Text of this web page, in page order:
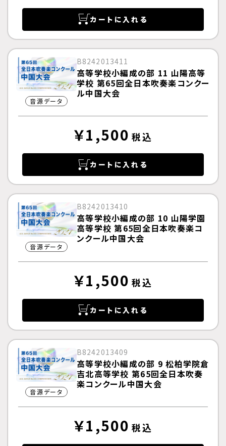
カートに入れる
音源データ
B8242013411
高等学校小編成の部 11 山陽高等
学校 第65回全日本吹奏楽コンクー
ル中国大会
￥1,500 税込
カートに入れる
音源データ
B8242013410
高等学校小編成の部 10 山陽学園
高等学校 第65回全日本吹奏楽コ
ンクール中国大会
￥1,500 税込
カートに入れる
音源データ
B8242013409
高等学校小編成の部 9 松柏学院倉
吉北高等学校 第65回全日本吹奏
楽コンクール中国大会
￥1,500 税込